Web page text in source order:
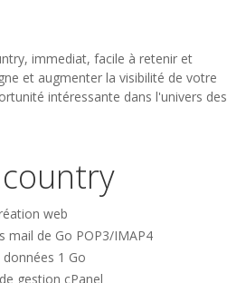
immediat, facile à retenir et
et augmenter la visibilité de votre
intéressante dans l'univers des
web
mail de Go POP3/IMAP4
données 1 Go
gestion cPanel